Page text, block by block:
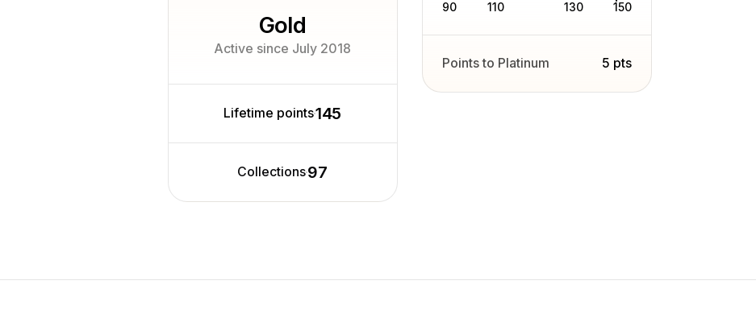
Gold
Active since July 2018
Lifetime points145
Collections97
90
110 130 150
Points to Platinum 5 pts